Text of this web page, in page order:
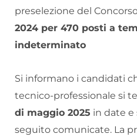
preselezione del
2024 per 470 posti a
indeterminato
Si informano i candidati
tecnico-professionale si
di maggio 2025 in date e
seguito comunicate. La